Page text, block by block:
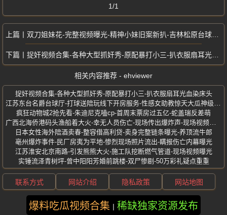
1/1
双刀姐妹花-完整视频曝光-精神小妹旧案新扒-吉林松原台球厅砍人事件
捉奸视频合集-各种大型抓奸秀-原配暴打小三-扒衣服扇耳光血染床头
相关内容推荐 - ehviewer
捉奸视频合集-各种大型抓奸秀-原配暴打小三-扒衣服扇耳光血染床头
疯狂动物城2抢先看-朱迪尼克嗑cp-首周末票房过五亿-蛇盖瑞反差萌
日本女性海外陪酒卖春-整容借高利贷-卖身完整链条曝光-养顶流牛郎
亳州爆炸事件-民厂房夷为平地-惨烈现场照片流出-瞒报伤亡内幕曝光
江苏淮安北京南路-引发熊熊大火-施工队挖断燃气管道-现场视频曝光
实锤流泽青树坪-曾中阳阳芳婚前跳楼-双尸惨剧-50万彩礼疑点重重
爆料吃瓜视频合集 稀缺独家资源发布
联系方式 网站介绍 隐私政策 网站地图
版权所有 ©2025 ehviewer 保留所有权利